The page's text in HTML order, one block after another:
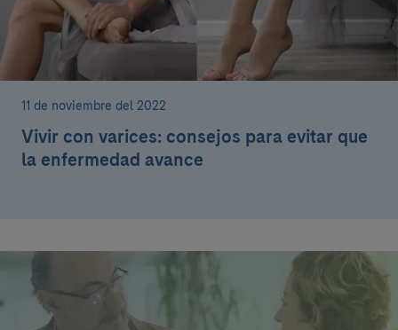
11 de noviembre del 2022
Vivir con varices: consejos para evitar que
la enfermedad avance